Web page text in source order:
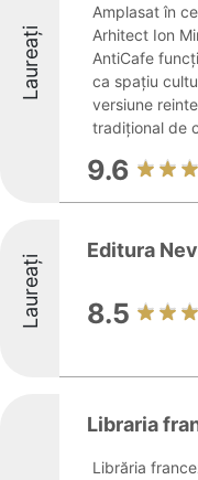
Laureați
Amplasat în
Arhitect Ion
AntiCafe
ca spațiu
versiune
tradițional de
9.6
Laureați
Editura
8.5
Libraria
Librăria